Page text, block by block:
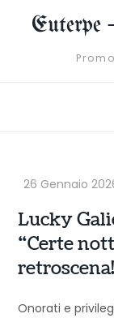
Euterpe
Lucky
“Certe
retroscena!
Onorati e